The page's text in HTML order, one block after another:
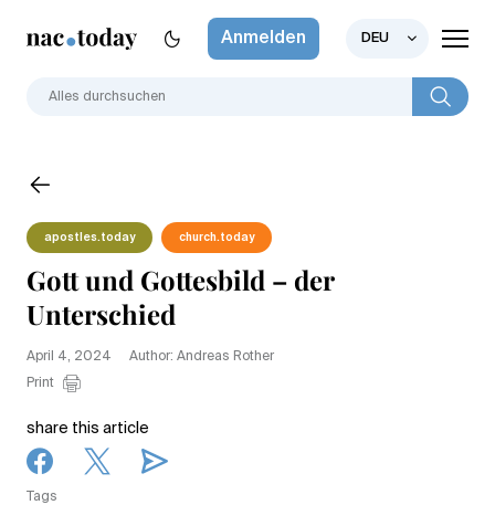
Anmelden DEU
apostles.today church.today
Gott und Gottesbild – der
Unterschied
April 4, 2024
Author: Andreas Rother
Print
share this article
Tags